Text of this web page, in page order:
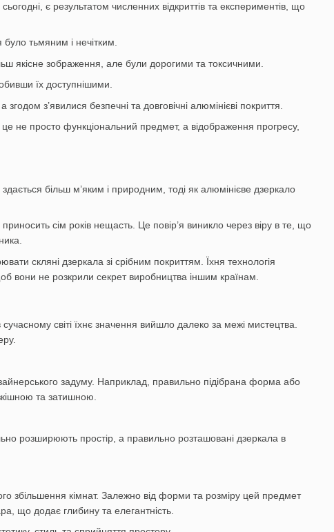
є результатом численних відкриттів та експериментів, що
тьмяним і нечітким.
якісне зображення, але були дорогими та токсичними.
їх доступнішими.
з’явилися безпечні та довговічні алюмінієві покриття.
не просто функціональний предмет, а відображення прогресу,
більш м’яким і природним, тоді як алюмінієве дзеркало
сім років нещасть. Це повір’я виникло через віру в те, що
скляні дзеркала зі срібним покриттям. Їхня технологія
вони не розкрили секрет виробництва іншим країнам.
світі їхнє значення вийшло далеко за межі мистецтва.
задуму. Наприклад, правильно підібрана форма або
та затишною.
розширюють простір, а правильно розташовані дзеркала в
збільшення кімнат. Залежно від форми та розміру цей предмет
що додає глибину та елегантність.